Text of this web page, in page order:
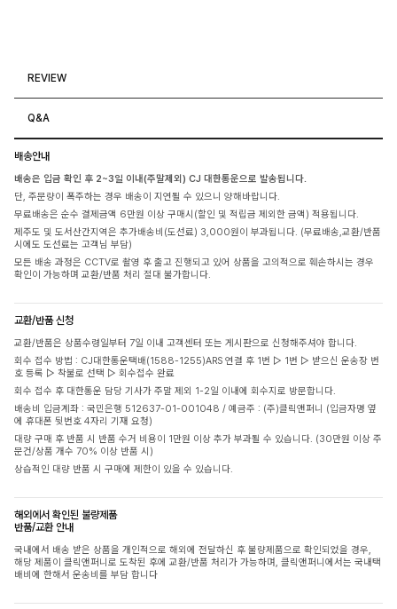
REVIEW
Q&A
배송안내
배송은 입금 확인 후 2~3일 이내(주말제외) CJ 대한통운으로 발송됩니다.
단, 주문량이 폭주하는 경우 배송이 지연될 수 있으니 양해바랍니다.
무료배송은 순수 결제금액 6만원 이상 구매시(할인 및 적립금 제외한 금액) 적용됩니다.
제주도 및 도서산간지역은 추가배송비(도선료) 3,000원이 부과됩니다. (무료배송,교환/반품
시에도 도선료는 고객님 부담)
모든 배송 과정은 CCTV로 촬영 후 출고 진행되고 있어 상품을 고의적으로 훼손하시는 경우
확인이 가능하며 교환/반품 처리 절대 불가합니다.
교환/반품 신청
교환/반품은 상품수령일부터 7일 이내 고객센터 또는 게시판으로 신청해주셔야 합니다.
회수 접수 방법 : CJ대한통운택배(1588-1255)ARS 연결 후 1번 ▷ 1번 ▷ 받으신 운송장 번
호 등록 ▷ 착불로 선택 ▷ 회수접수 완료
회수 접수 후 대한통운 담당 기사가 주말 제외 1-2일 이내에 회수지로 방문합니다.
배송비 입금계좌 : 국민은행 512637-01-001048 / 예금주 : (주)클릭앤퍼니 (입금자명 옆
에 휴대폰 뒷번호 4자리 기재 요청)
대량 구매 후 반품 시 반품 수거 비용이 1만원 이상 추가 부과될 수 있습니다. (30만원 이상 주
문건/상품 개수 70% 이상 반품 시)
상습적인 대량 반품 시 구매에 제한이 있을 수 있습니다.
해외에서 확인된 불량제품
반품/교환 안내
국내에서 배송 받은 상품을 개인적으로 해외에 전달하신 후 불량제품으로 확인되었을 경우,
해당 제품이 클릭앤퍼니로 도착된 후에 교환/반품 처리가 가능하며, 클릭앤퍼니에서는 국내택
배비에 한해서 운송비를 부담 합니다